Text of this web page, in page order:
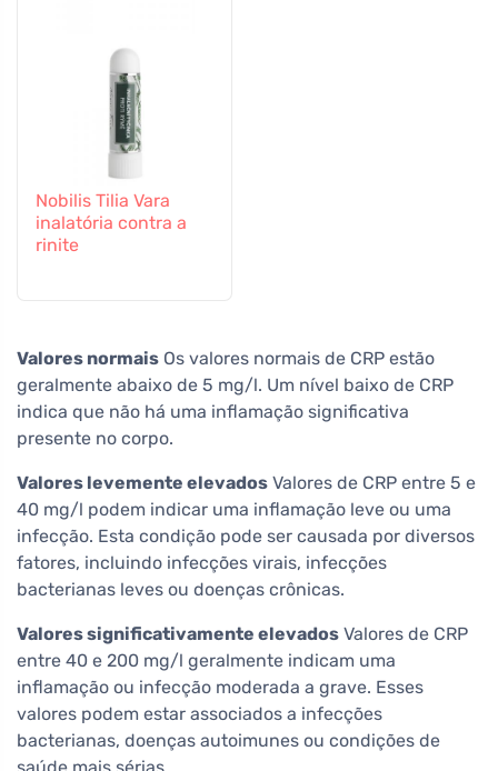
Nobilis Tilia Vara
inalatória contra a
rinite
Valores normais Os valores normais de CRP estão
geralmente abaixo de 5 mg/l. Um nível baixo de CRP
indica que não há uma inflamação significativa
presente no corpo.
Valores levemente elevados Valores de CRP entre 5 e
40 mg/l podem indicar uma inflamação leve ou uma
infecção. Esta condição pode ser causada por diversos
fatores, incluindo infecções virais, infecções
bacterianas leves ou doenças crônicas.
Valores significativamente elevados Valores de CRP
entre 40 e 200 mg/l geralmente indicam uma
inflamação ou infecção moderada a grave. Esses
valores podem estar associados a infecções
bacterianas, doenças autoimunes ou condições de